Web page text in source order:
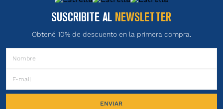
SUSCRIBITE AL NEWSLETTER
Obtené 10% de descuento en la primera compra.
ENVIAR